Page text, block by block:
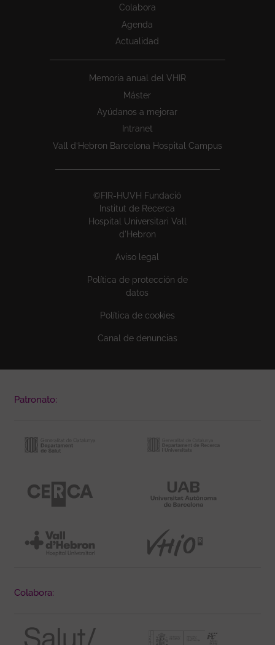
Colabora
Agenda
Actualidad
Memoria anual del VHIR
Máster
Ayúdanos a mejorar
Intranet
Vall d’Hebron Barcelona Hospital Campus
©FIR-HUVH Fundació
Institut de Recerca
Hospital Universitari Vall
d'Hebron
Aviso legal
Política de protección de
datos
Política de cookies
Canal de denuncias
Patronato:
Colabora: